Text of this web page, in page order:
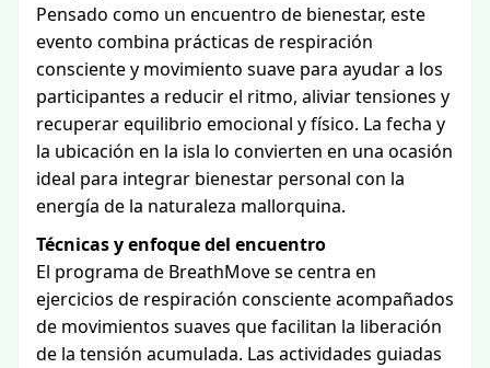
Pensado como un encuentro de bienestar, este
evento combina prácticas de respiración
consciente y movimiento suave para ayudar a los
participantes a reducir el ritmo, aliviar tensiones y
recuperar equilibrio emocional y físico. La fecha y
la ubicación en la isla lo convierten en una ocasión
ideal para integrar bienestar personal con la
energía de la naturaleza mallorquina.
Técnicas y enfoque del encuentro
El programa de BreathMove se centra en
ejercicios de respiración consciente acompañados
de movimientos suaves que facilitan la liberación
de la tensión acumulada. Las actividades guiadas